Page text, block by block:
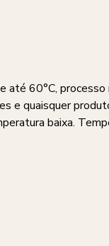
até 60°C,
e quaisquer
baixa.